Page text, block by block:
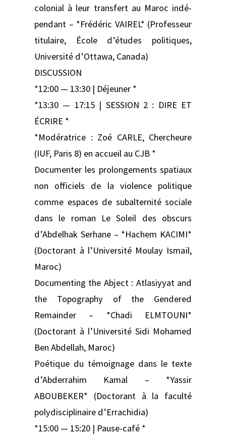
colonial à leur transfert au Maroc indé­
pendant – *Frédéric VAIREL* (Professeur
titulaire, École d’études politiques,
Université d’Ottawa, Canada)
DISCUSSION
*12:00 — 13:30 | Déjeuner *
*13:30 — 17:15 | SESSION 2 : DIRE ET
ÉCRIRE *
*Modératrice : Zoé CARLE, Chercheure
(IUF, Paris 8) en accueil au CJB *
Documenter les prolongements spatiaux
non officiels de la violence politique
comme espaces de subalternité sociale
dans le roman Le Soleil des obscurs
d’Abdelhak Serhane – *Hachem KACIMI*
(Doctorant à l’Université Moulay Ismaïl,
Maroc)
Documenting the Abject : Atlasiyyat and
the Topography of the Gendered
Remainder – *Chadi ELMTOUNI*
(Doctorant à l’Université Sidi Mohamed
Ben Abdellah, Maroc)
Poétique du témoignage dans le texte
d’Abderrahim Kamal – *Yassir
ABOUBEKER* (Doctorant à la faculté
polydisciplinaire d’Errachidia)
*15:00 — 15:20 | Pause-café *